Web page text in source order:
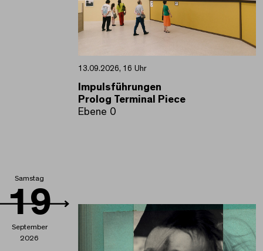
13.09.2026, 16 Uhr
Impulsführungen
Prolog Terminal Piece
Ebene 0
Samstag
19
September
2026